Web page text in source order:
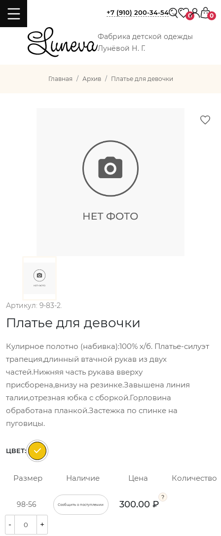
Фабрика детской одежды
Лунёвой Н. Г.
+7 (910) 200-34-54 0 0
Главная Архив Платье для девочки
Артикул: 9-83-2.
Платье для девочки
Кулирное полотно (набивка):100% х/б. Платье-силуэт
трапеция,длинный втачной рукав из двух
частей.Нижняя часть рукава вверху
присборена,внизу на резинке.Завышена линия
талии,отрезная юбка с сборкой.Горловина
обработана планкой.Застежка по спинке на
пуговицы.
ЦВЕТ:
Размер Наличие Цена Количество
98-56 Сообщить о поступлении 300.00 ₽
- +